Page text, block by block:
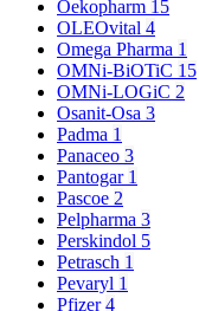
Oekopharm 15
OLEOvital 4
Omega Pharma 1
OMNi-BiOTiC 15
OMNi-LOGiC 2
Osanit-Osa 3
Padma 1
Panaceo 3
Pantogar 1
Pascoe 2
Pelpharma 3
Perskindol 5
Petrasch 1
Pevaryl 1
Pfizer4